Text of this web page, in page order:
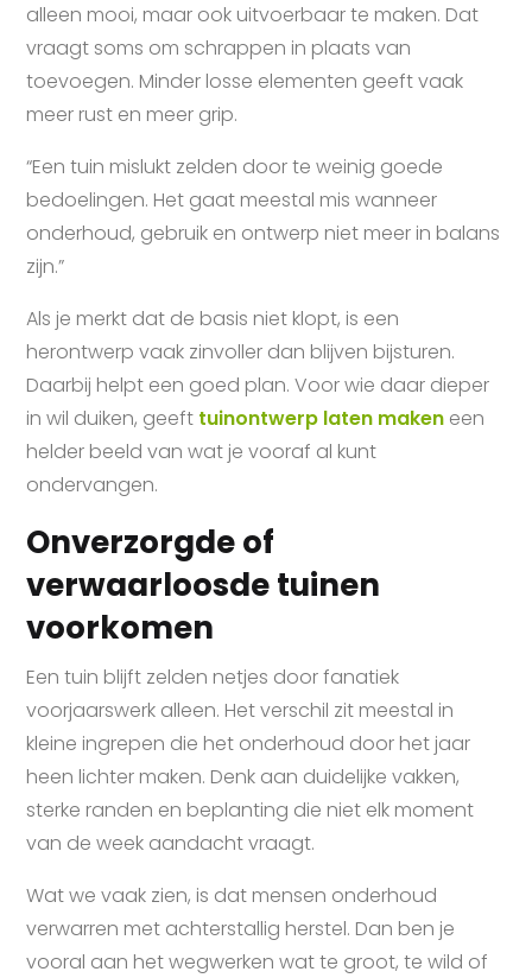
alleen mooi, maar ook uitvoerbaar te maken. Dat
vraagt soms om schrappen in plaats van
toevoegen. Minder losse elementen geeft vaak
meer rust en meer grip.
“Een tuin mislukt zelden door te weinig goede
bedoelingen. Het gaat meestal mis wanneer
onderhoud, gebruik en ontwerp niet meer in balans
zijn.”
Als je merkt dat de basis niet klopt, is een
herontwerp vaak zinvoller dan blijven bijsturen.
Daarbij helpt een goed plan. Voor wie daar dieper
in wil duiken, geeft tuinontwerp laten maken een
helder beeld van wat je vooraf al kunt
ondervangen.
Onverzorgde of
verwaarloosde tuinen
voorkomen
Een tuin blijft zelden netjes door fanatiek
voorjaarswerk alleen. Het verschil zit meestal in
kleine ingrepen die het onderhoud door het jaar
heen lichter maken. Denk aan duidelijke vakken,
sterke randen en beplanting die niet elk moment
van de week aandacht vraagt.
Wat we vaak zien, is dat mensen onderhoud
verwarren met achterstallig herstel. Dan ben je
vooral aan het wegwerken wat te groot, te wild of